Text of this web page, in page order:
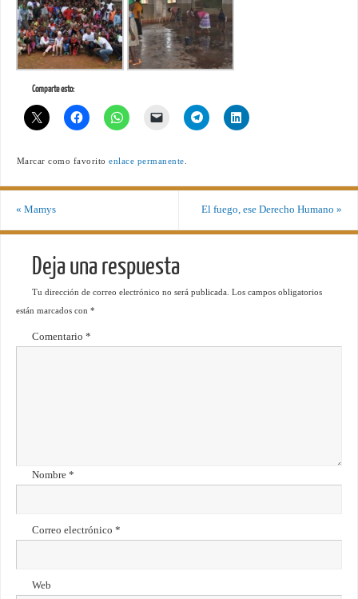
Comparte esto:
Marcar como favoritoenlace permanente
« Mamys El fuego, ese Derecho Humano»
Deja una respuesta
Tu dirección de correo electrónico no será publicada. Los campos obligatorios
están marcados con *
Comentario *
Nombre *
Correo electrónico *
Web